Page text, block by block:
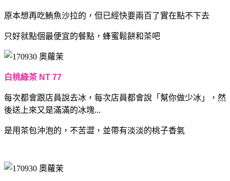
原本想再吃鮪魚沙拉的，但已經快要兩百了實在點不下去
只好就點個最便宜的餐點，蜂蜜鬆餅和茶吧
白桃綠茶 NT 77
每次都會跟店員說去冰，每次店員都會說「幫你做少冰」， 然
後送上來又是滿滿的冰塊...
是用茶包沖泡的，不苦澀，並帶有淡淡的桃子香氣